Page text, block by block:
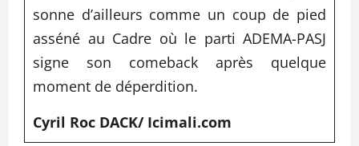
sonne d’ailleurs comme un coup de pied
asséné au Cadre où le parti ADEMA-PASJ
signe son comeback après quelque
moment de déperdition.
Cyril Roc DACK/ Icimali.com